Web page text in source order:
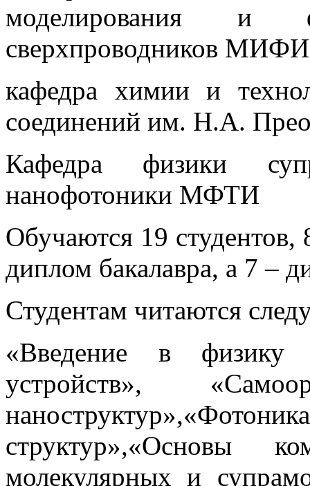
моделирования и
сверхпроводников
кафедра химии и
соединений им. Н.А.
Кафедра физики
нанофотоники МФТИ
Обучаются 19 студентов,
диплом бакалавра, а 7 –
Студентам читаются
«Введение в физику
устройств»,
структур»,«Основы
молекулярных и